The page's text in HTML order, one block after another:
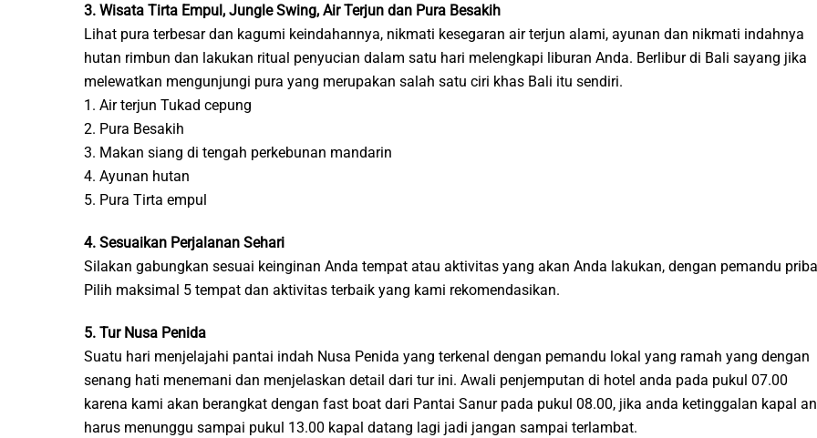
3. Wisata Tirta Empul, Jungle Swing, Air Terjun dan Pura Besakih
Lihat pura terbesar dan kagumi keindahannya, nikmati kesegaran air terjun alami, ayunan dan nikmati indahnya
hutan rimbun dan lakukan ritual penyucian dalam satu hari melengkapi liburan Anda. Berlibur di Bali sayang jika
melewatkan mengunjungi pura yang merupakan salah satu ciri khas Bali itu sendiri.
1. Air terjun Tukad cepung
2. Pura Besakih
3. Makan siang di tengah perkebunan mandarin
4. Ayunan hutan
5. Pura Tirta empul
4. Sesuaikan Perjalanan Sehari
Silakan gabungkan sesuai keinginan Anda tempat atau aktivitas yang akan Anda lakukan, dengan pemandu
Pilih maksimal 5 tempat dan aktivitas terbaik yang kami rekomendasikan.
5. Tur Nusa Penida
Suatu hari menjelajahi pantai indah Nusa Penida yang terkenal dengan pemandu lokal yang ramah yang dengan
senang hati menemani dan menjelaskan detail dari tur ini. Awali penjemputan di hotel anda pada pukul 07.00
karena kami akan berangkat dengan fast boat dari Pantai Sanur pada pukul 08.00, jika anda ketinggalan kapal
harus menunggu sampai pukul 13.00 kapal datang lagi jadi jangan sampai terlambat.